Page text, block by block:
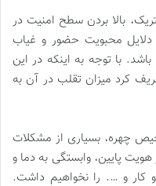
بالا بردن سطح امنیت در
محبویت حضور و غیاب
با توجه به اینکه در این
کرد میزان تقلب در آن به
چهره، بسیاری از مشکلات
پایین، وابستگی به دما و
و …. را نخواهیم داشت.